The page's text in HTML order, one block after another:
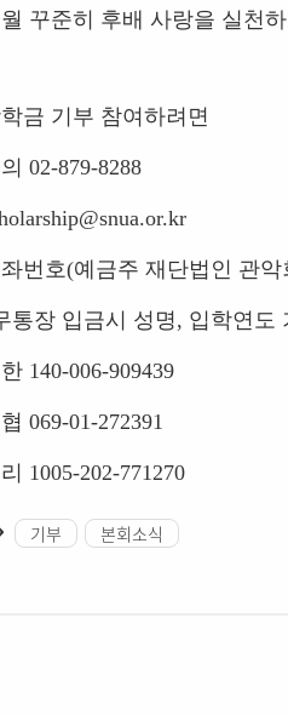
꾸준히 후배 사랑을 실천
금 기부 참여하려면
02-879-8288
번호(예금주 재단법인 관악
통장 입금시 성명, 입학연도
140-006-909439
069-01-272391
1005-202-771270
기부 본회소식